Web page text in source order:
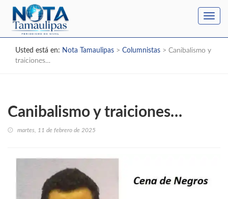
Usted está en: Nota Tamaulipas > Columnistas > Canibalismo y
traiciones…
Canibalismo y traiciones…
martes, 11 de febrero de 2025